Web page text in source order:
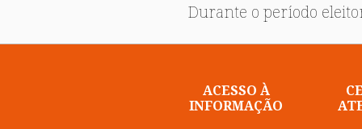
Durante o período
ACESSO À
INFORMAÇÃO